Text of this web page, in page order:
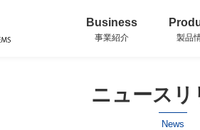
Business
事業紹介 製品
ニュースリ
News